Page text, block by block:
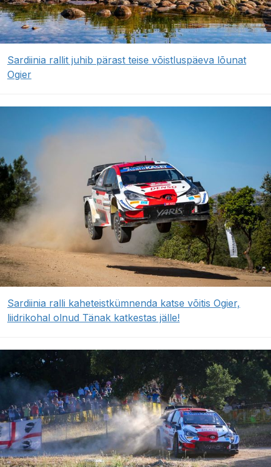
Sardiinia rallit juhib pärast teise võistluspäeva lõunat
Ogier
Sardiinia ralli kaheteistkümnenda katse võitis Ogier,
liidrikohal olnud Tänak katkestas jälle!